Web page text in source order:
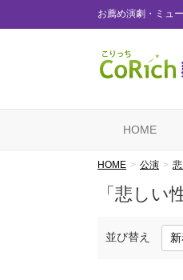
お薦め演劇・ミュ
HOME
HOME 公演
「悲しい
並び替え